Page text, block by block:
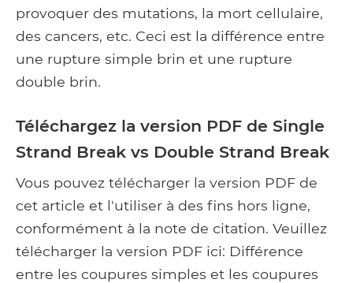
provoquer des mutations, la mort cellulaire,
des cancers, etc. Ceci est la différence entre
une rupture simple brin et une rupture
double brin.
Téléchargez la version PDF de Single
Strand Break vs Double Strand Break
Vous pouvez télécharger la version PDF de
cet article et l'utiliser à des fins hors ligne,
conformément à la note de citation. Veuillez
télécharger la version PDF ici: Différence
entre les coupures simples et les coupures